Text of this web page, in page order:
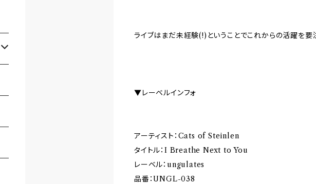
ライブはまだ未経験(!)ということでこれからの活躍を要
▼レーベルインフォ
アーティスト：Cats of Steinlen
タイトル：I Breathe Next to You
レーベル：ungulates
品番：UNGL-038